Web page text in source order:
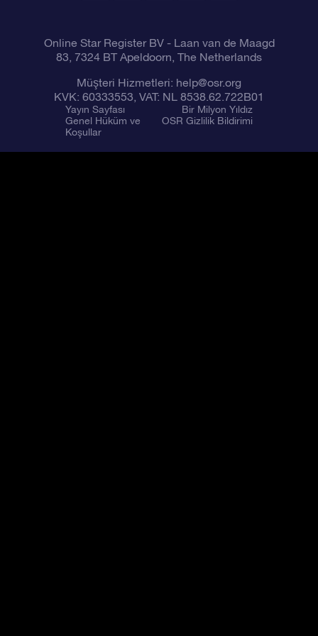
Online Star Register BV- Laan van de Maagd
83, 7324 BT Apeldoorn, The Netherlands
Müşteri Hizmetleri: help@osr.org
KVK: 60333553, VAT: NL 8538.62.722B01
Yayın Sayfası
Bir Milyon Yıldız
Genel Hüküm ve
Koşullar
OSR Gizlilik Bildirimi